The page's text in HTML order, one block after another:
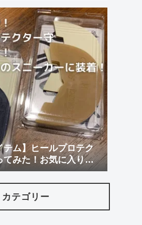
テム】ヒールプロテク
てみた！お気に入りに
カテゴリー